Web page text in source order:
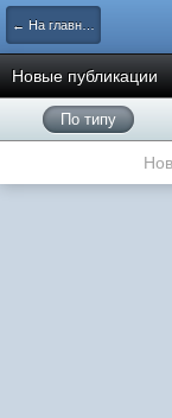
← На главную
Новые публикации
По типу